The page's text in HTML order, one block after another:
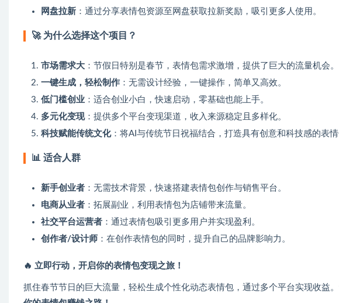
网盘拉新 ：通过分享表情包资源至网盘获取拉新奖励，吸引更多人使用。
🚀 为什么选择这个项目？
市场需求大 ：节假日特别是春节，表情包需求激增，提供了巨大的流量机会。
一键生成，轻松制作 ：无需设计经验，一键操作，简单又高效。
低门槛创业 ：适合创业小白，快速启动，零基础也能上手。
多元化变现：提供多个平台变现渠道，收入来源稳定且多样化。
科技赋能传统文化：将AI与传统节日祝福结合，打造具有创意和科技感的表情
📊 适合人群
新手创业者 ：无需技术背景，快速搭建表情包创作与销售平台。
电商从业者 ：拓展副业，利用表情包为店铺带来流量。
社交平台运营者 ：通过表情包吸引更多用户并实现盈利。
创作者/设计师 ：在创作表情包的同时，提升自己的品牌影响力。
🔥 立即行动，开启你的表情包变现之旅！
抓住春节节日的巨大流量，轻松生成个性化动态表情包，通过多个平台实现收益